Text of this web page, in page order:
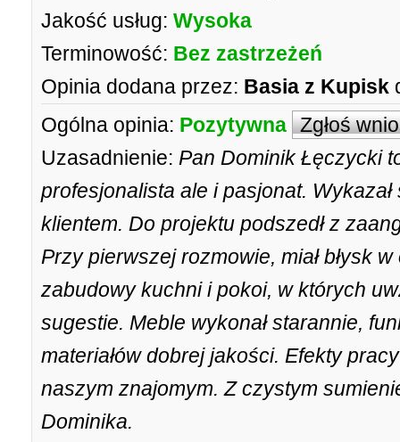
Jakość usług: Wysoka
Terminowość: Bez zastrzeżeń
Opinia dodana przez: Basia z Kupisk
Ogólna opinia: Pozytywna Zgłoś
Uzasadnienie: Pan Dominik Łęczycki
profesjonalista ale i pasjonat.
klientem. Do projektu podszedł z
Przy pierwszej rozmowie, miał błysk
zabudowy kuchni i pokoi, w których
sugestie. Meble wykonał starannie,
materiałów dobrej jakości. Efekty
naszym znajomym. Z czystym
Dominika.